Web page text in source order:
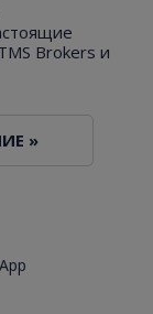
Brokers и
»